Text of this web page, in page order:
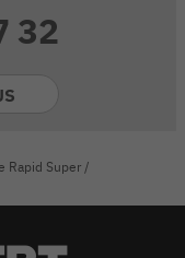
32
Rapid Super /